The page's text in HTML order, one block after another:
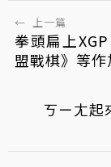
← 上一篇
拳頭扁上
盟戰棋》等
ㄎㄧㄤ起